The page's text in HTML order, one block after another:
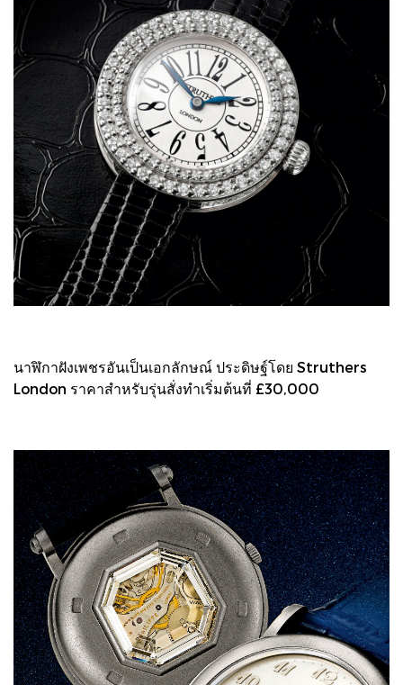
นาฬิกาฝังเพชรอันเป็นเอกลักษณ์ ประดิษฐ์โดย Struthers
London ราคาสำหรับรุ่นสั่งทำเริ่มต้นที่ £30,000